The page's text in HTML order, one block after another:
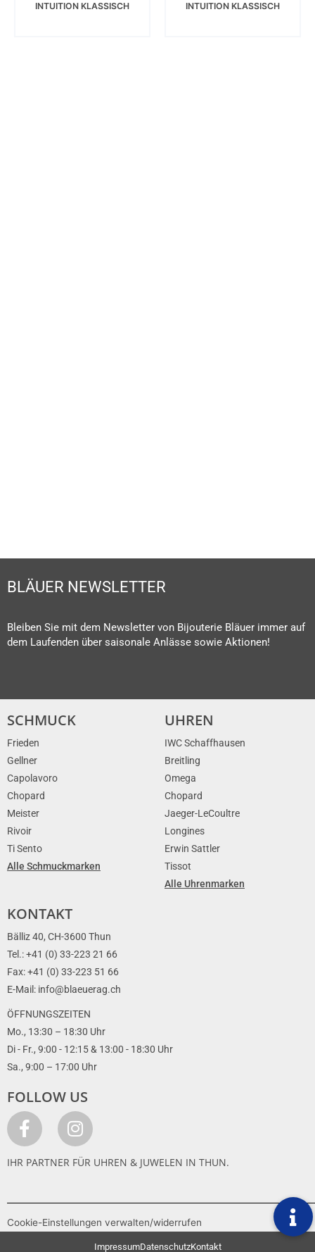
INTUITION KLASSISCH INTUITION KLASSISCH
BLÄUER NEWSLETTER
Bleiben Sie mit dem Newsletter von Bijouterie Bläuer immer auf
dem Laufenden über saisonale Anlässe sowie Aktionen!
SCHMUCK
Frieden
Gellner
Capolavoro
Chopard
Meister
Rivoir
Ti Sento
Alle Schmuckmarken
UHREN
IWC Schaffhausen
Breitling
Omega
Chopard
Jaeger-LeCoultre
Longines
Erwin Sattler
Tissot
Alle Uhrenmarken
KONTAKT
Bälliz 40, CH-3600 Thun
Tel.: +41 (0) 33-223 21 66
Fax: +41 (0) 33-223 51 66
E-Mail: info@blaeuerag.ch
ÖFFNUNGSZEITEN
Mo., 13:30 – 18:30 Uhr
Di - Fr., 9:00 - 12:15 & 13:00 - 18:30 Uhr
Sa., 9:00 – 17:00 Uhr
FOLLOW US
IHR PARTNER FÜR UHREN & JUWELEN IN THUN.
Cookie-Einstellungen verwalten/widerrufen
ImpressumDatenschutzKontakt